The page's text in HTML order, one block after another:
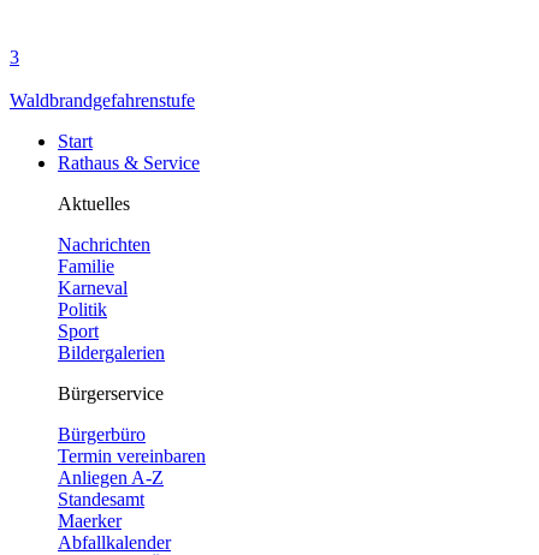
3
Waldbrandgefahrenstufe
Start
Rathaus & Service
Aktuelles
Nachrichten
Familie
Karneval
Politik
Sport
Bildergalerien
Bürgerservice
Bürgerbüro
Termin vereinbaren
Anliegen A-Z
Standesamt
Maerker
Abfallkalender